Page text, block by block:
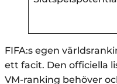
FIFA:s egen
ett facit. Den officiella
VM-ranking behöver